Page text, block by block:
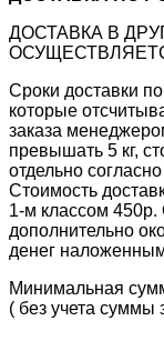
ДОСТАВКА В
Сроки доставки
которые
заказа
превышать 5 кг,
отдельно
Стоимость
1-м классом
дополнительно
денег
Минимальная
( без учета суммы